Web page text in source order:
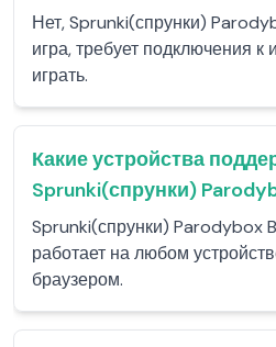
Нет, Sprunki(спрунки)
игра, требует подключения к
играть.
Какие устройства
Sprunki(спрунки)
Sprunki(спрунки) Parodybox
работает на любом
браузером.